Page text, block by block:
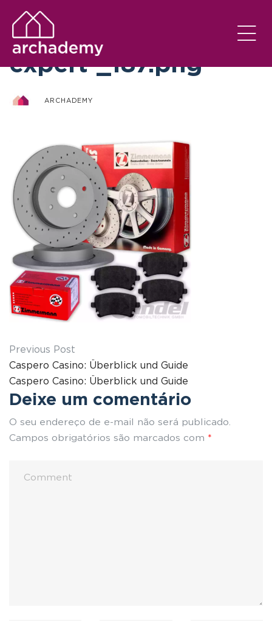
otto-zimmermann-
expert-_187.png
ARCHADEMY
Previous Post
Caspero Casino: Überblick und Guide
Caspero Casino: Überblick und Guide
Deixe um comentário
O seu endereço de e-mail não será publicado.
Campos obrigatórios são marcados com *